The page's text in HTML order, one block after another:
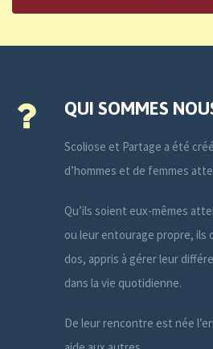
QUI SOMMES
Scoliose et Partage a été
d’hommes et de femmes
Qu’ils soient eux-mêmes
ou leur entourage propre, ils
dos, appris à gérer leur
dans la vie quotidienne.
De leur rencontre est née